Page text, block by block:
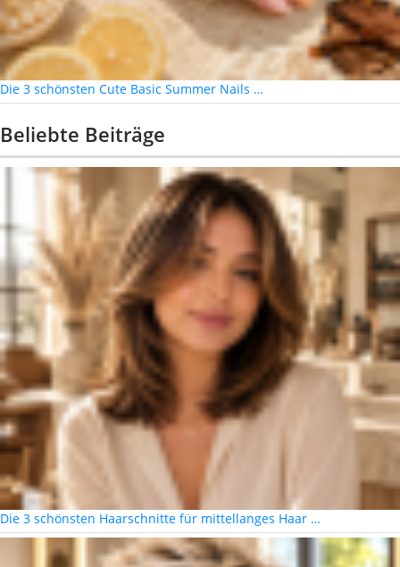
Die 3 schönsten Cute Basic Summer Nails …
Beliebte Beiträge
Die 3 schönsten Haarschnitte für mittellanges Haar …